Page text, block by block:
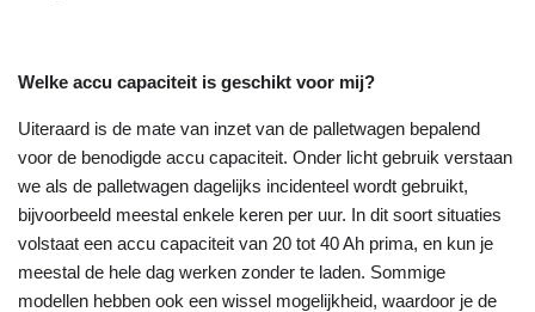
Welke accu capaciteit is geschikt voor mij?
Uiteraard is de mate van inzet van de palletwagen bepalend
voor de benodigde accu capaciteit. Onder licht gebruik verstaan
we als de palletwagen dagelijks incidenteel wordt gebruikt,
bijvoorbeeld meestal enkele keren per uur. In dit soort situaties
volstaat een accu capaciteit van 20 tot 40 Ah prima, en kun je
meestal de hele dag werken zonder te laden. Sommige
modellen hebben ook een wissel mogelijkheid, waardoor je de